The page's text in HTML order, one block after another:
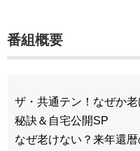
番組概要
ザ・共通テン！なぜか
秘訣＆自宅公開SP
なぜ老けない？来年還